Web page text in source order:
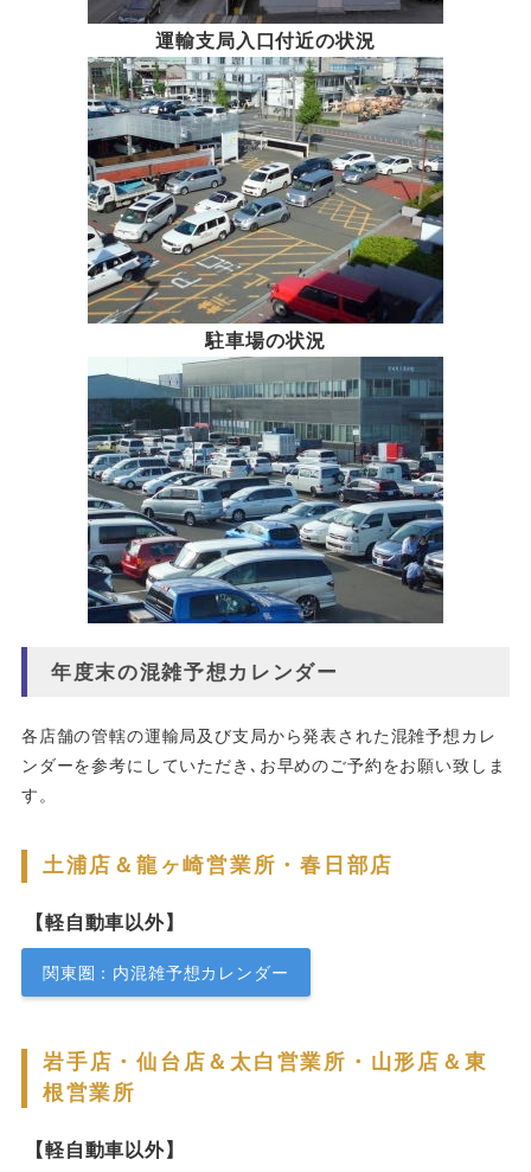
運輸支局入口付近の状況
駐車場の状況
年度末の混雑予想カレンダー
各店舗の管轄の運輸局及び支局から発表された混雑予想カレ
ンダーを参考にしていただき､お早めのご予約をお願い致しま
す。
土浦店＆龍ヶ崎営業所・春日部店
【軽自動車以外】
関東圏：内混雑予想カレンダー
岩手店・仙台店＆太白営業所・山形店＆東
根営業所
【軽自動車以外】